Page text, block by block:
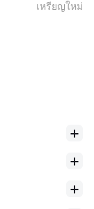
เหรียญใหม่